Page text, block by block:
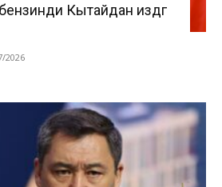
Кытайдан издөөгө
2026